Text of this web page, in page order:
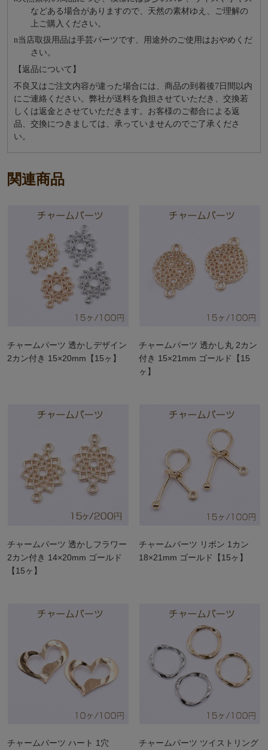
などある場合がありますので、天然の素材ゆえ、ご理解の
上ご購入ください。
n当店取扱用品は⼿芸パーツです、⽤途外のご使⽤はおやめくだ
さい。
【返品について】
不良又はご注文内容が違った場合には、商品の到着後7日間以内
にご連絡ください。弊社が送料を負担させていただき、交換若
しくは返金とさせていただきます。お客様のご都合による返
品、交換につきましては、承っていませんのでご了承くださ
い。
関連商品
チャームパーツ 透かしデザイン
2カン付き 15×20mm【15ヶ】
チャームパーツ 透かし丸 2カン
付き 15×21mm ゴールド【15
ヶ】
チャームパーツ 透かしフラワー
2カン付き 14×20mm ゴールド
【15ヶ】
チャームパーツ リボン 1カン
18×21mm ゴールド【15ヶ】
チャームパーツ ハート 1穴 チャームパーツ ツイストリング